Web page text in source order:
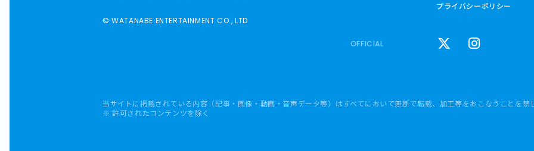
© WATANABE ENTERTAINMENT CO., LTD
プライバシーポリシー
OFFICIAL
当サイトに掲載されている内容（記事・画像・動画・音声データ等）はすべてにおいて無断で転載、加工等をおこなうことを禁
※ 許可されたコンテンツを除く